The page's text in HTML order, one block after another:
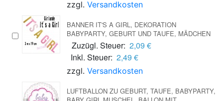
zzgl. Versandkosten
BANNER IT'S A GIRL, DEKORATION
BABYPARTY, GEBURT UND TAUFE, MÄDCHEN
Zuzügl. Steuer: 2,09 €
Inkl. Steuer: 2,49 €
zzgl. Versandkosten
LUFTBALLON ZU GEBURT, TAUFE, BABYPARTY,